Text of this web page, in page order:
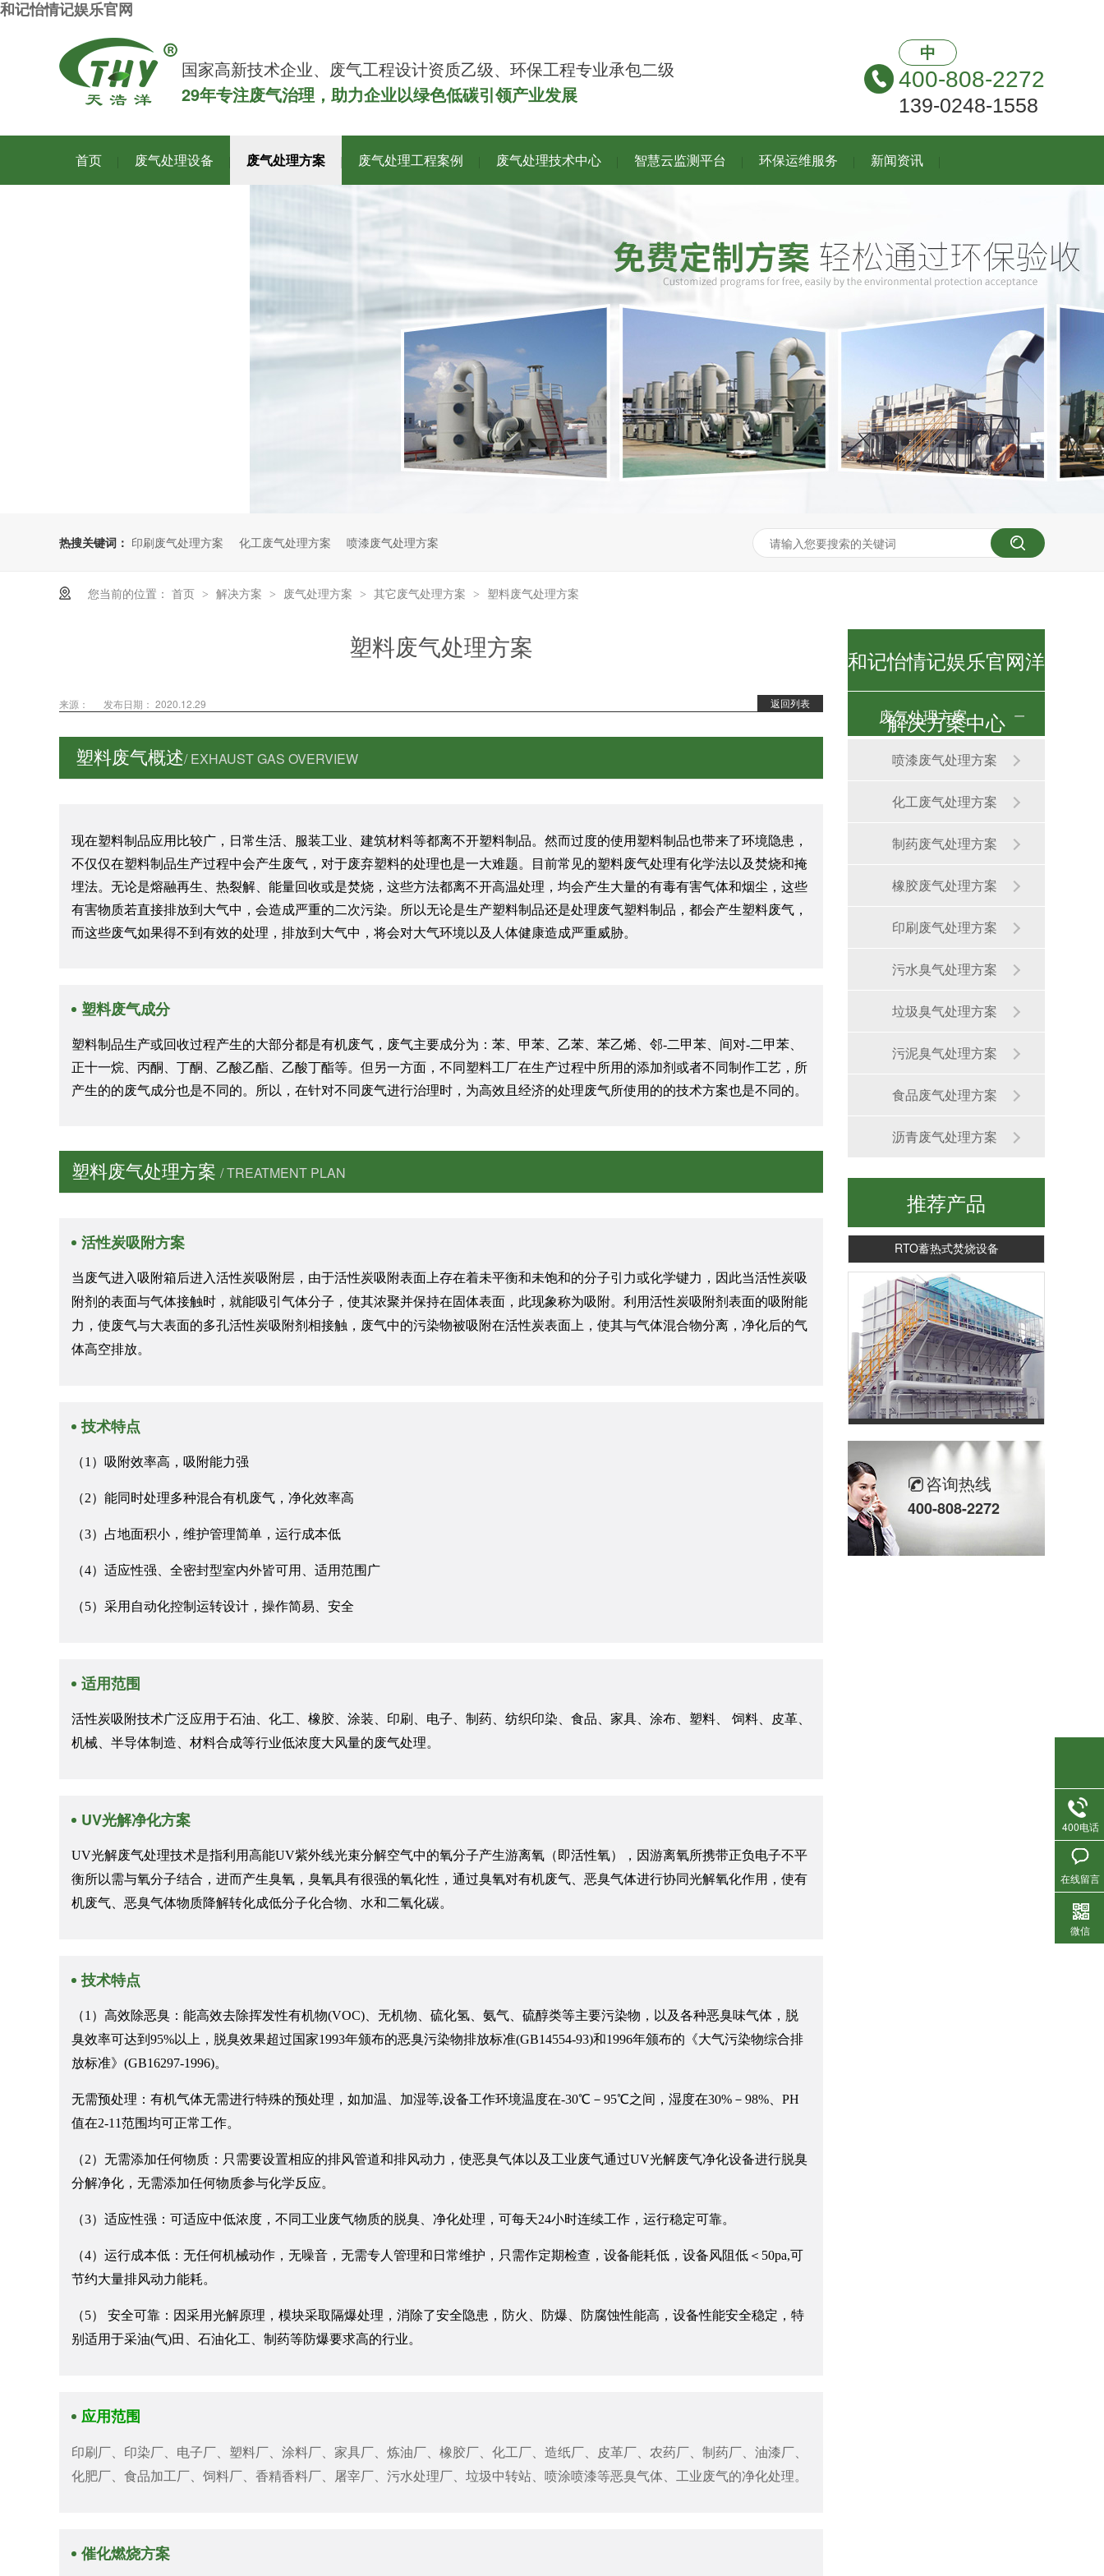
和记怡情记娱乐官网
国家高新技术企业、废气工程设计资质乙级、环保工程专业承包二级
29年专注废气治理，助力企业以绿色低碳引领产业发展
中
400-808-2272
139-0248-1558
首页 废气处理设备 废气处理方案 废气处理工程案例 废气处理技术中心 智慧云监测平台 环保运维服务 新闻资讯
热搜关键词： 印刷废气处理方案 化工废气处理方案 喷漆废气处理方案
您当前的位置： 首页 > 解决方案 > 废气处理方案 > 其它废气处理方案 > 塑料废气处理方案
塑料废气处理方案
返回列表
来源： 发布日期： 2020.12.29
塑料废气概述/ EXHAUST GAS OVERVIEW
现在塑料制品应用比较广，日常生活、服装工业、建筑材料等都离不开塑料制品。然而过度的使用塑料制品也带来了环境隐患，
不仅仅在塑料制品生产过程中会产生废气，对于废弃塑料的处理也是一大难题。目前常见的塑料废气处理有化学法以及焚烧和掩
埋法。无论是熔融再生、热裂解、能量回收或是焚烧，这些方法都离不开高温处理，均会产生大量的有毒有害气体和烟尘，这些
有害物质若直接排放到大气中，会造成严重的二次污染。所以无论是生产塑料制品还是处理废气塑料制品，都会产生塑料废气，
而这些废气如果得不到有效的处理，排放到大气中，将会对大气环境以及人体健康造成严重威胁。
塑料废气成分
塑料制品生产或回收过程产生的大部分都是有机废气，废气主要成分为：苯、甲苯、乙苯、苯乙烯、邻-二甲苯、间对-二甲苯、
正十一烷、丙酮、丁酮、乙酸乙酯、乙酸丁酯等。但另一方面，不同塑料工厂在生产过程中所用的添加剂或者不同制作工艺，所
产生的的废气成分也是不同的。所以，在针对不同废气进行治理时，为高效且经济的处理废气所使用的的技术方案也是不同的。
塑料废气处理方案 / TREATMENT PLAN
活性炭吸附方案
当废气进入吸附箱后进入活性炭吸附层，由于活性炭吸附表面上存在着未平衡和未饱和的分子引力或化学键力，因此当活性炭吸
附剂的表面与气体接触时，就能吸引气体分子，使其浓聚并保持在固体表面，此现象称为吸附。利用活性炭吸附剂表面的吸附能
力，使废气与大表面的多孔活性炭吸附剂相接触，废气中的污染物被吸附在活性炭表面上，使其与气体混合物分离，净化后的气
体高空排放。
技术特点
（1）吸附效率高，吸附能力强
（2）能同时处理多种混合有机废气，净化效率高
（3）占地面积小，维护管理简单，运行成本低
（4）适应性强、全密封型室内外皆可用、适用范围广
（5）采用自动化控制运转设计，操作简易、安全
适用范围
活性炭吸附技术广泛应用于石油、化工、橡胶、涂装、印刷、电子、制药、纺织印染、食品、家具、涂布、塑料、 饲料、皮革、
机械、半导体制造、材料合成等行业低浓度大风量的废气处理。
UV光解净化方案
UV光解废气处理技术是指利用高能UV紫外线光束分解空气中的氧分子产生游离氧（即活性氧），因游离氧所携带正负电子不平
衡所以需与氧分子结合，进而产生臭氧，臭氧具有很强的氧化性，通过臭氧对有机废气、恶臭气体进行协同光解氧化作用，使有
机废气、恶臭气体物质降解转化成低分子化合物、水和二氧化碳。
技术特点
（1）高效除恶臭：能高效去除挥发性有机物(VOC)、无机物、硫化氢、氨气、硫醇类等主要污染物，以及各种恶臭味气体，脱
臭效率可达到95%以上，脱臭效果超过国家1993年颁布的恶臭污染物排放标准(GB14554-93)和1996年颁布的《大气污染物综合排
放标准》(GB16297-1996)。
无需预处理：有机气体无需进行特殊的预处理，如加温、加湿等,设备工作环境温度在-30℃－95℃之间，湿度在30%－98%、PH
值在2-11范围均可正常工作。
（2）无需添加任何物质：只需要设置相应的排风管道和排风动力，使恶臭气体以及工业废气通过UV光解废气净化设备进行脱臭
分解净化，无需添加任何物质参与化学反应。
（3）适应性强：可适应中低浓度，不同工业废气物质的脱臭、净化处理，可每天24小时连续工作，运行稳定可靠。
（4）运行成本低：无任何机械动作，无噪音，无需专人管理和日常维护，只需作定期检查，设备能耗低，设备风阻低＜50pa,可
节约大量排风动力能耗。
（5） 安全可靠：因采用光解原理，模块采取隔爆处理，消除了安全隐患，防火、防爆、防腐蚀性能高，设备性能安全稳定，特
别适用于采油(气)田、石油化工、制药等防爆要求高的行业。
应用范围
印刷厂、印染厂、电子厂、塑料厂、涂料厂、家具厂、炼油厂、橡胶厂、化工厂、造纸厂、皮革厂、农药厂、制药厂、油漆厂、
化肥厂、食品加工厂、饲料厂、香精香料厂、屠宰厂、污水处理厂、垃圾中转站、喷涂喷漆等恶臭气体、工业废气的净化处理。
催化燃烧方案
和记怡情记娱乐官网洋
解决方案中心
废气处理方案
喷漆废气处理方案
化工废气处理方案
制药废气处理方案
橡胶废气处理方案
印刷废气处理方案
污水臭气处理方案
垃圾臭气处理方案
污泥臭气处理方案
食品废气处理方案
沥青废气处理方案
推荐产品
生物除臭装置
RTO蓄热式焚烧设备
RCO蓄热式催化燃烧设备
咨询热线
400-808-2272
400电话
在线留言
微信